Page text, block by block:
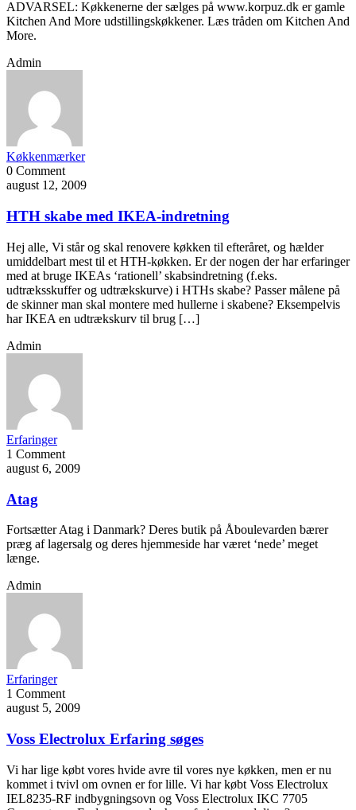
ADVARSEL: Køkkenerne der sælges på www.korpuz.dk er gamle
Kitchen And More udstillingskøkkener. Læs tråden om Kitchen And
More.
Admin
Køkkenmærker
0 Comment
august 12, 2009
HTH skabe med IKEA-indretning
Hej alle, Vi står og skal renovere køkken til efteråret, og hælder
umiddelbart mest til et HTH-køkken. Er der nogen der har erfaringer
med at bruge IKEAs ‘rationell’ skabsindretning (f.eks.
udtræksskuffer og udtrækskurve) i HTHs skabe? Passer målene på
de skinner man skal montere med hullerne i skabene? Eksempelvis
har IKEA en udtrækskurv til brug […]
Admin
Erfaringer
1 Comment
august 6, 2009
Atag
Fortsætter Atag i Danmark? Deres butik på Åboulevarden bærer
præg af lagersalg og deres hjemmeside har været ‘nede’ meget
længe.
Admin
Erfaringer
1 Comment
august 5, 2009
Voss Electrolux Erfaring søges
Vi har lige købt vores hvide avre til vores nye køkken, men er nu
kommet i tvivl om ovnen er for lille. Vi har købt Voss Electrolux
IEL8235-RF indbygningsovn og Voss Electrolux IKC 7705